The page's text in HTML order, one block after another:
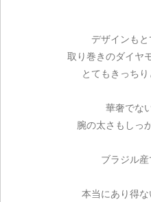
デザインもと
取り巻きのダイヤ
とてもきっちり
華奢でな
腕の太さもしっ
ブラジル産
本当にあり得